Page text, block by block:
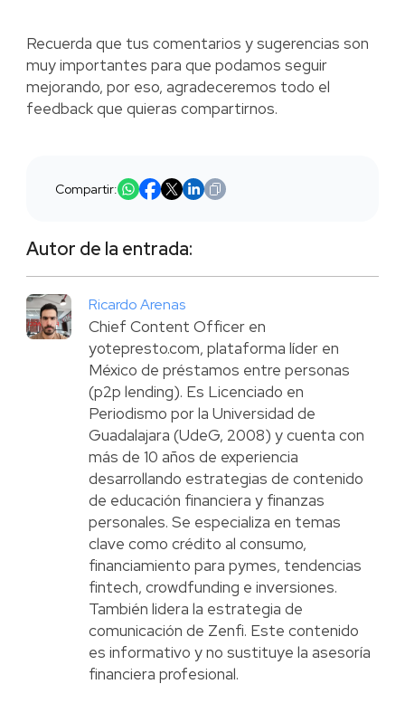
Recuerda que tus comentarios y sugerencias son
muy importantes para que podamos seguir
mejorando, por eso, agradeceremos todo el
feedback que quieras compartirnos.
Compartir:
Autor de la entrada:
Ricardo Arenas
Chief Content Officer en
yotepresto.com, plataforma líder en
México de préstamos entre personas
(p2p lending). Es Licenciado en
Periodismo por la Universidad de
Guadalajara (UdeG, 2008) y cuenta con
más de 10 años de experiencia
desarrollando estrategias de contenido
de educación financiera y finanzas
personales. Se especializa en temas
clave como crédito al consumo,
financiamiento para pymes, tendencias
fintech, crowdfunding e inversiones.
También lidera la estrategia de
comunicación de Zenfi. Este contenido
es informativo y no sustituye la asesoría
financiera profesional.